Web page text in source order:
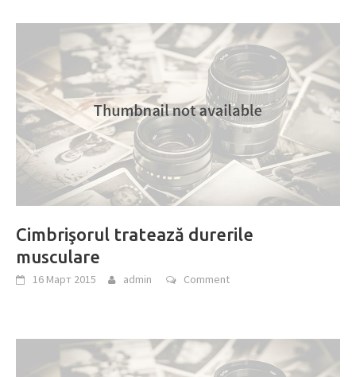
Cimbrişorul tratează durerile
musculare
16 Март 2015 admin Comment